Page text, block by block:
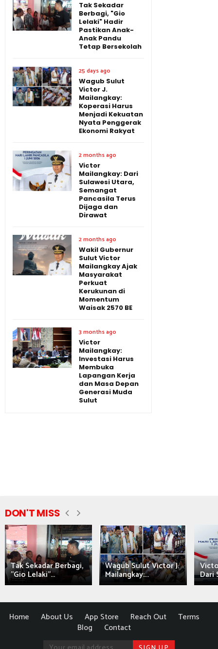
Tak Sekadar
Berbagi, "Gio
Lelaki" Hadir
Pastikan Anak-
Anak Pandu
Tetap Bersekolah
25 days ago
Wagub Sulut
Victor J.
Mailangkay:
Koperasi Harus
Menjadi Kekuatan
Nyata Penggerak
Ekonomi Rakyat
2 months ago
Victor
Mailangkay: Dari
Sulawesi Utara,
Semangat
Pancasila Terus
Dijaga dan
Dirawat
2 months ago
Wakil Gubernur
Sulut Victor
Mailangkay Ajak
Masyarakat
Perkuat
Kerukunan di
Momentum
Waisak 2570 BE
3 months ago
Victor
Mailangkay:
Investasi Harus
Membuka
Lapangan Kerja
dan Masa Depan
Generasi Muda
Sulut
DON'T MISS
Tak Sekadar Berbagi,
"Gio Lelaki"...
Wagub Sulut Victor J.
Mailangkay:... Dari
Home About Us App Store Reach Out
Terms
Blog
Contact